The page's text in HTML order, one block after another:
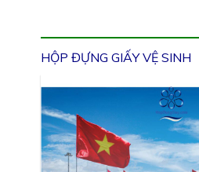
HỘP ĐỰNG GIẤY VỆ SINH